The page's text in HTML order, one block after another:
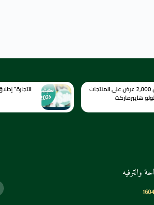
عاصفة الأسعار تجتاح المملكة: أكثر من 2,000 عرض على المنتجات
هايبرماركت
والترفيه